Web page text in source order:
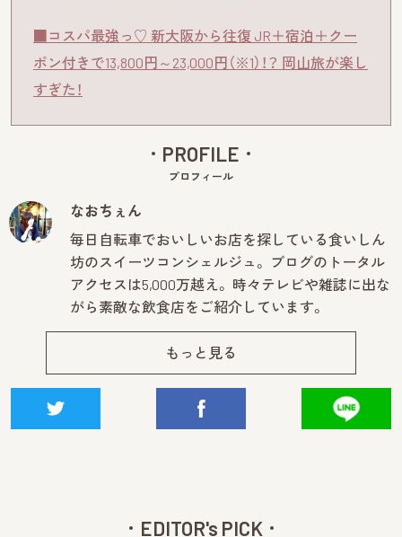
■コスパ最強っ♡ 新大阪から往復 JR＋宿泊＋クー
ポン付きで13,800円～23,000円（※1）！？ 岡山旅が楽し
すぎた！
PROFILE
プロフィール
なおちぇん
毎日自転車でおいしいお店を探している食いしん
坊のスイーツコンシェルジュ。 ブログのトータル
アクセスは5,000万越え。 時々テレビや雑誌に出な
がら素敵な飲食店をご紹介しています。
もっと見る
EDITOR's PICK